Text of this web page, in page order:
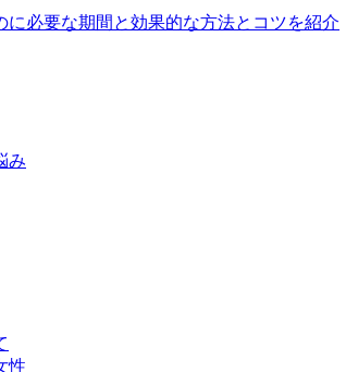
に必要な期間と効果的な方法とコツを紹介
み
性